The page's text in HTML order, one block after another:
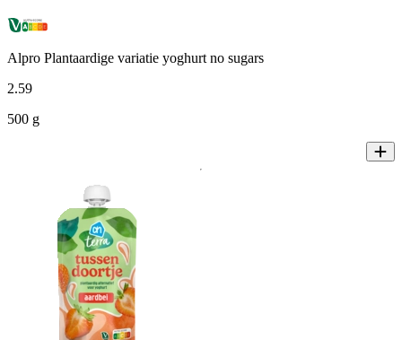
Alpro Plantaardige variatie yoghurt no sugars
2.59
500 g